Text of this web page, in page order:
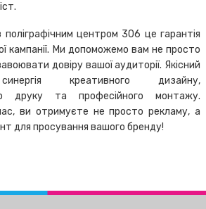
центром 306 це гарантія
кампанії. Ми допоможемо вам не просто
довіру вашої аудиторії. Якісний
креативного дизайну,
друку та професійного монтажу.
ви отримуєте не просто рекламу, а
для просування вашого бренду!